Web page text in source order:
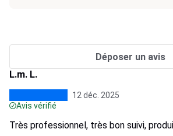
Déposer un avis
L.m. L.
12 déc. 2025
Avis vérifié
Très professionnel, très bon suivi,